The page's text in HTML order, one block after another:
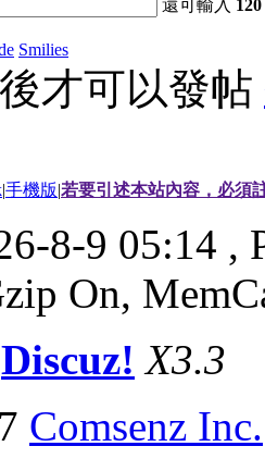
還可輸入 120
Smilies
才可以發帖
|手機版|若要引述本站內容，必須
8-9 05:14 ,
On,
Discuz! X3.3
Comsenz Inc.